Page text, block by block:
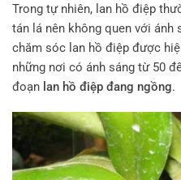
Trong tự nhiên, lan hồ điệp
tán lá nên không quen với ánh
chăm sóc lan hồ điệp được
những nơi có ánh sáng từ 50
đoạn lan hồ điệp đang ngồng.